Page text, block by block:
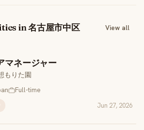
in 名古屋市中区 View all
マネージャー
もりた園
Full-time
Jun 27, 2026